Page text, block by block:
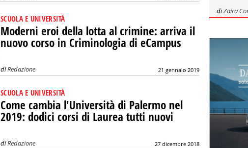
SCUOLA E UNIVERSITÀ
Moderni eroi della lotta al crimine: arriva il
nuovo corso in Criminologia di eCampus
diRedazione 21 gennaio 2019
SCUOLA E UNIVERSITÀ
Come cambia l'Università di Palermo nel
2019: dodici corsi di Laurea tutti nuovi
diRedazione 27 dicembre 2018
diZaira